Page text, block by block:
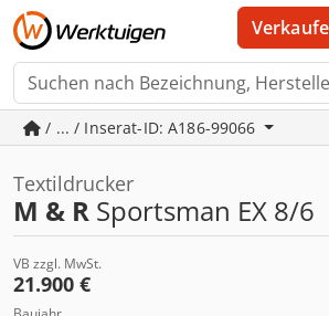
/ ... / Inserat-ID: A186-99066
Textildrucker
M & R Sportsman EX 8/6
VB zzgl. MwSt.
21.900 €